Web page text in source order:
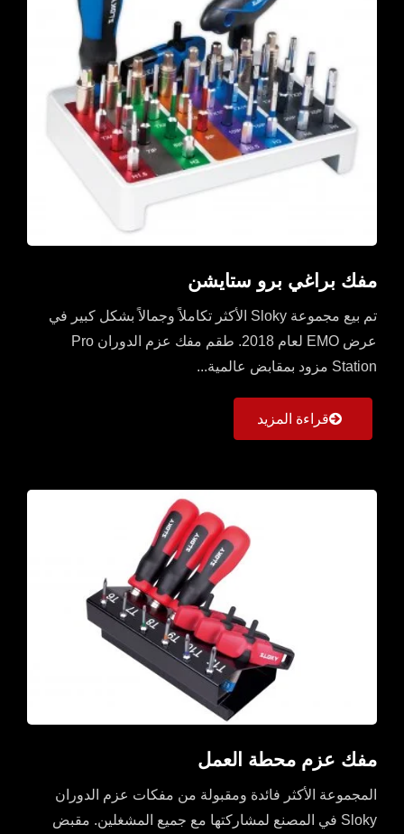
مفك براغي برو ستايشن
تم بيع مجموعة Sloky الأكثر تكاملاً وجمالاً بشكل كبير في
عرض EMO لعام 2018. طقم مفك عزم الدوران Pro
Station مزود بمقابض عالمية...
قراءة المزيد
مفك عزم محطة العمل
المجموعة الأكثر فائدة ومقبولة من مفكات عزم الدوران
Sloky في المصنع لمشاركتها مع جميع المشغلين. مقبض